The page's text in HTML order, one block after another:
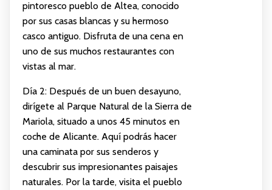
pintoresco pueblo de Altea, conocido
por sus casas blancas y su hermoso
casco antiguo. Disfruta de una cena en
uno de sus muchos restaurantes con
vistas al mar.
Día 2: Después de un buen desayuno,
dirígete al Parque Natural de la Sierra de
Mariola, situado a unos 45 minutos en
coche de Alicante. Aquí podrás hacer
una caminata por sus senderos y
descubrir sus impresionantes paisajes
naturales. Por la tarde, visita el pueblo